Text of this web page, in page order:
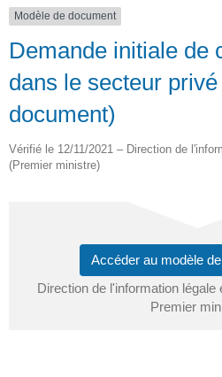
Modèle de document
Demande initiale de
dans le secteur
document)
Vérifié le 12/11/2021 – Direction de
(Premier ministre)
Accéder au modèle
Direction de l'information
Premier